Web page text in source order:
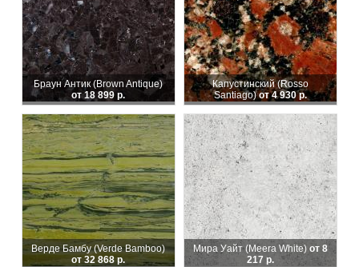
Браун Антик (Brown Antique)
от 18 899 р.
Капустинский (Rosso
Santiago)от 4 930 р.
Верде Бамбу (Verde Bamboo)
от 32 868 р.
Мира Уайт (Meera White) от 8
217 р.